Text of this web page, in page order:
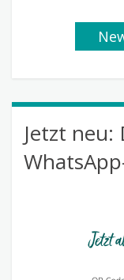
Jetzt neu: